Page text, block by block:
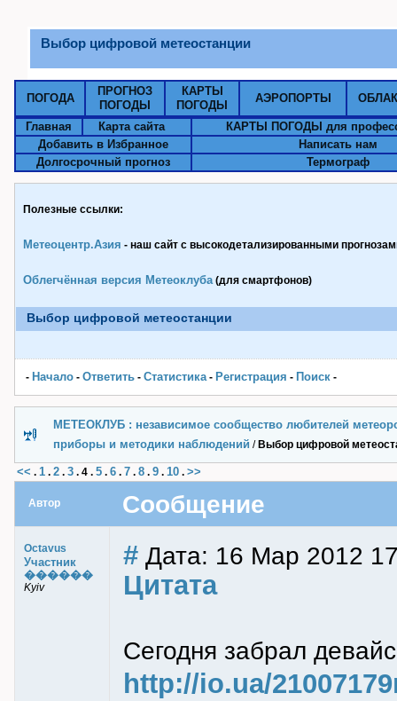
Выбор цифровой метеостанции
ПОГОДА
ПРОГНОЗ
ПОГОДЫ
КАРТЫ
ПОГОДЫ
АЭРОПОРТЫ
Главная Карта сайта
КАРТЫ ПОГОДЫ для
Добавить в Избранное
Написать нам
Долгосрочный прогноз
Термограф
Полезные ссылки:
Метеоцентр.Азия - наш сайт с высокодетализированными
Облегчённая версия Метеоклуба(для смартфонов)
Выбор цифровой метеостанции
- Начало - Ответить - Статистика- Pегистрация - Поиск -
МЕТЕОКЛУБ : независимое сообщество любителей
приборы и методики наблюдений / Выбор цифровой
<< . 1 . 2 . 3 . 4 . 5 . 6 . 7 . 8 . 9 . 10 . >>
Автор Сообщение
Octavus
Участник
������
Kyiv
# Дата: 16 Мар 2012
Цитата
Сегодня забрал
http://io.ua/